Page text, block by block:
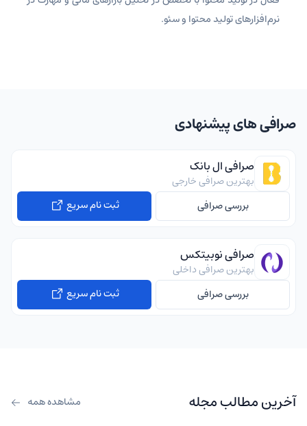
نرم‌افزارهای تولید محتوا و سئو.
صرافی های پیشنهادی
صرافی ال بانک
بهترین صرافی خارجی
بررسی صرافی
ثبت نام سریع
صرافی نوبیتکس
بهترین صرافی داخلی
بررسی صرافی
ثبت نام سریع
آخرین مطالب مجله مشاهده همه